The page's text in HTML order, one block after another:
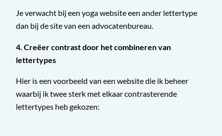
Je verwacht bij een yoga website een ander lettertype
dan bij de site van een advocatenbureau.
4. Creëer contrast door het combineren van
lettertypes
Hier is een voorbeeld van een website die ik beheer
waarbij ik twee sterk met elkaar contrasterende
lettertypes heb gekozen: